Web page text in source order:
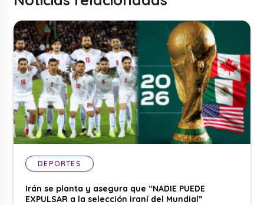
DEPORTES
Irán se planta y asegura que “NADIE PUEDE
EXPULSAR a la selección iraní del Mundial”